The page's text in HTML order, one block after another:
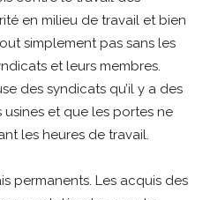
en milieu de travail et bien
simplement pas sans les
et leurs membres.
des syndicats qu’il y a des
et que les portes ne
les heures de travail.
permanents. Les acquis des